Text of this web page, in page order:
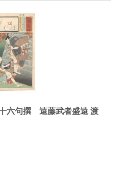
六句撰 遠藤武者盛遠 渡